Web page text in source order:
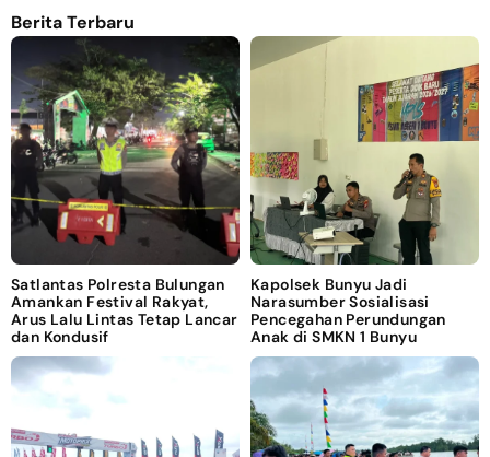
Berita Terbaru
Satlantas Polresta Bulungan
Amankan Festival Rakyat,
Arus Lalu Lintas Tetap Lancar
dan Kondusif
Kapolsek Bunyu Jadi
Narasumber Sosialisasi
Pencegahan Perundungan
Anak di SMKN 1 Bunyu